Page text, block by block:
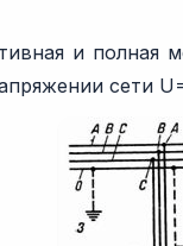
и полная
сети